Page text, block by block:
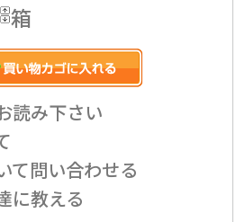
箱
読み下さい
て問い合わせる
に教える